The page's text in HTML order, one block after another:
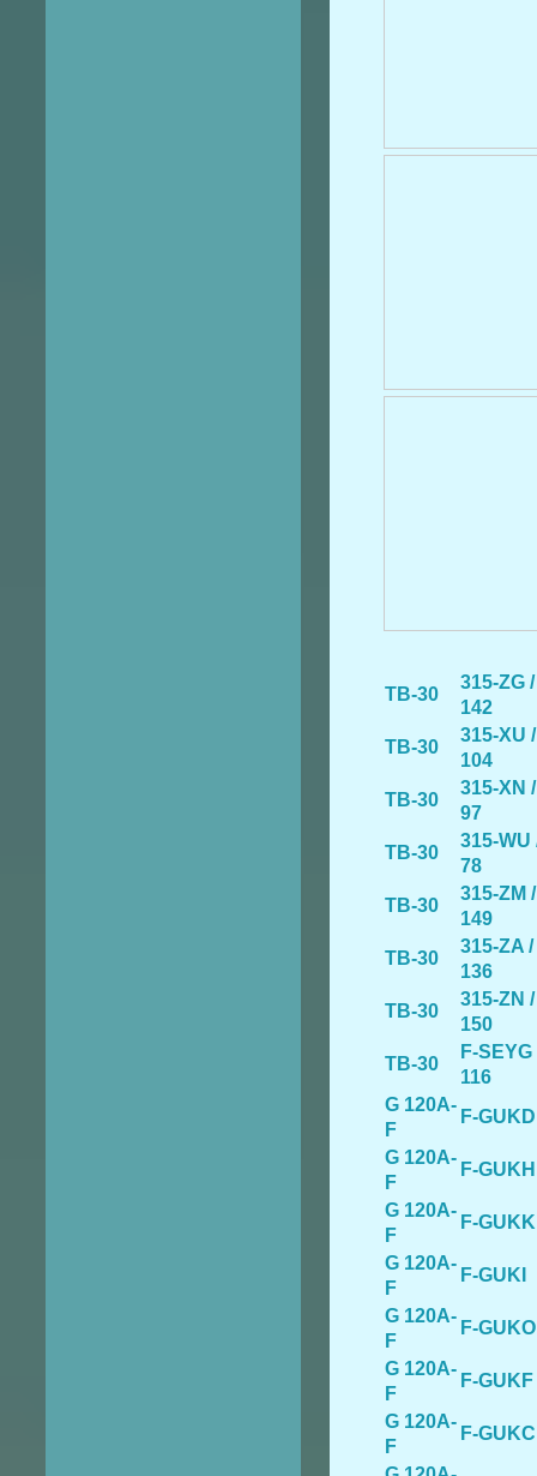
TB-30
315-ZG /
142
TB-30
315-XU /
104
TB-30
315-XN /
97
TB-30
315-WU
78
TB-30
315-ZM /
149
TB-30
315-ZA /
136
TB-30
315-ZN /
150
TB-30
F-SEYG
116
G 120A-
F
F-GUKD
G 120A-
F
F-GUKH
G 120A-
F
F-GUKK
G 120A-
F
F-GUKI
G 120A-
F
F-GUKO
G 120A-
F
F-GUKF
G 120A-
F
F-GUKC